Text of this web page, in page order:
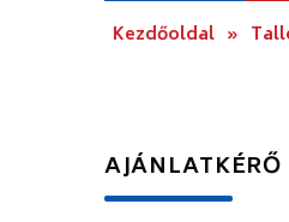
Kezdőoldal »